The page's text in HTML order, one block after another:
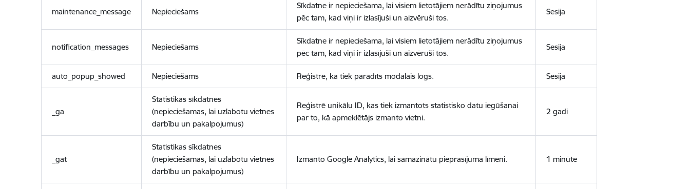
maintenance_message Nepieciešams
Sīkdatne ir nepieciešama, lai visiem lietotājiem nerādītu ziņojumus
pēc tam, kad viņi ir izlasījuši un aizvēruši tos.
Sesija
notification_messages Nepieciešams
Sīkdatne ir nepieciešama, lai visiem lietotājiem nerādītu ziņojumus
pēc tam, kad viņi ir izlasījuši un aizvēruši tos.
Sesija
auto_popup_showed Nepieciešams Reģistrē, ka tiek parādīts modālais logs. Sesija
_ga
Statistikas sīkdatnes
(nepieciešamas, lai uzlabotu vietnes
darbību un pakalpojumus)
Reģistrē unikālu ID, kas tiek izmantots statistisko datu iegūšanai
par to, kā apmeklētājs izmanto vietni.
2 gadi
_gat
Statistikas sīkdatnes
(nepieciešamas, lai uzlabotu vietnes
darbību un pakalpojumus)
Izmanto Google Analytics, lai samazinātu pieprasījuma līmeni. 1 minūte